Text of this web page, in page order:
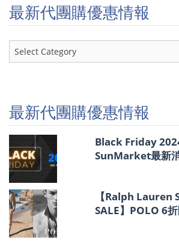
最新代團購優惠情報
最
新
優
惠
情
報
最新代團購優惠情報
Black Friday
SunMarket最新
【Ralph Lauren
SALE】POLO 6